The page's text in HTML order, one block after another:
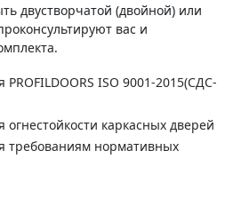
двустворчатой (двойной) или
вас и
PROFILDOORS ISO 9001-2015(СДС-
огнестойкости каркасных дверей
требованиям нормативных